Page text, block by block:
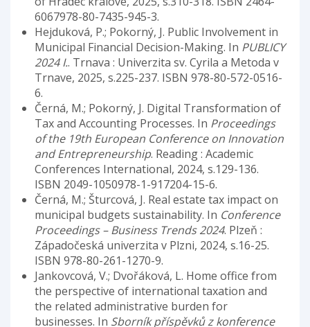
6067978-80-7435-945-3.
Hejduková, P.; Pokorný, J. Public Involvement in
Municipal Financial Decision-Making. In PUBLICY
2024 I.. Trnava : Univerzita sv. Cyrila a Metoda v
Trnave, 2025, s.225-237. ISBN 978-80-572-0516-
6.
Černá, M.; Pokorný, J. Digital Transformation of
Tax and Accounting Processes. In Proceedings
of the 19th European Conference on Innovation
and Entrepreneurship. Reading : Academic
Conferences International, 2024, s.129-136.
ISBN 2049-1050978-1-917204-15-6.
Černá, M.; Šturcová, J. Real estate tax impact on
municipal budgets sustainability. In Conference
Proceedings – Business Trends 2024. Plzeň :
Západočeská univerzita v Plzni, 2024, s.16-25.
ISBN 978-80-261-1270-9.
Jankovcová, V.; Dvořáková, L. Home office from
the perspective of international taxation and
the related administrative burden for
businesses. In Sborník příspěvků z konference